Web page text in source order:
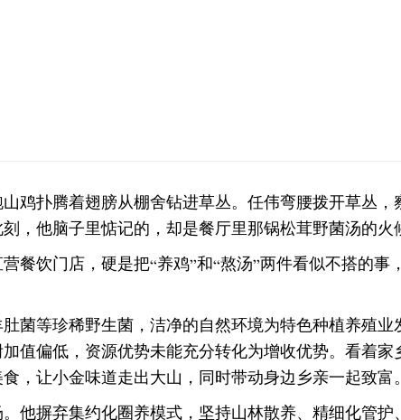
鸡扑腾着翅膀从棚舍钻进草丛。任伟弯腰拨开草丛
他脑子里惦记的，却是餐厅里那锅松茸野菌汤的火
餐饮门店，硬是把“养鸡”和“熬汤”两件看似不搭的事
菌等珍稀野生菌，洁净的自然环境为特色种植养殖业
值偏低，资源优势未能充分转化为增收优势。看着
，让小金味道走出大山，同时带动身边乡亲一起致富。
他摒弃集约化圈养模式，坚持山林散养、精细化管